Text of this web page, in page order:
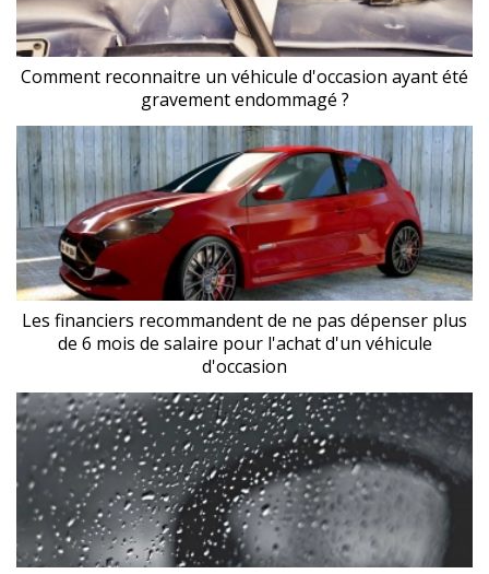
Comment reconnaitre un véhicule d'occasion ayant été
gravement endommagé ?
Les financiers recommandent de ne pas dépenser plus
de 6 mois de salaire pour l'achat d'un véhicule
d'occasion